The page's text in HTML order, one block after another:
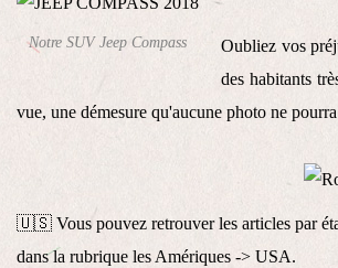
Notre SUV Jeep Compass
Oubliez vos
des habitants
vue, une démesure qu'aucune photo ne
🇺🇸 Vous pouvez retrouver les articles par
dans la rubrique les Amériques -> USA.